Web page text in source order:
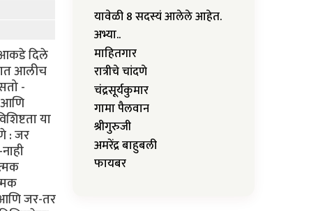
आकडे दिले
आलीच
-
आणि
या
: जर
जर-तर
यावेळी 8 सदस्यं आलेले आहेत.
अभ्या..
माहितगार
रात्रीचे चांदणे
चंद्रसूर्यकुमार
गामा पैलवान
श्रीगुरुजी
अमरेंद्र बाहुबली
फायबर